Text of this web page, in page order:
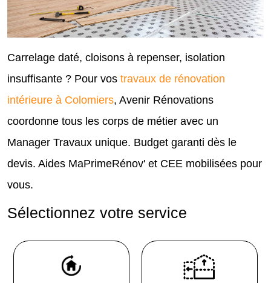
Carrelage daté, cloisons à repenser, isolation
insuffisante ? Pour vos travaux de rénovation
intérieure à Colomiers, Avenir Rénovations
coordonne tous les corps de métier avec un
Manager Travaux unique. Budget garanti dès le
devis. Aides MaPrimeRénov' et CEE mobilisées pour
vous.
Sélectionnez votre service